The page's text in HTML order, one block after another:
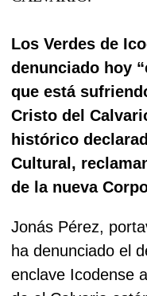
Los Verdes de
denunciado hoy
que está
Cristo del
histórico
Cultural,
de la nueva
Jonás Pérez,
ha denunciado el
enclave Icodense